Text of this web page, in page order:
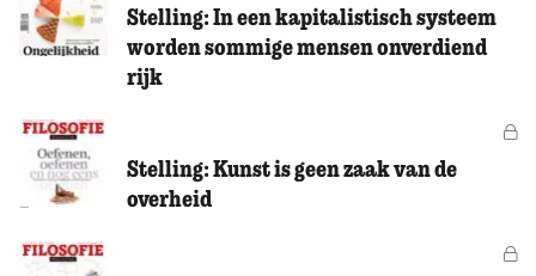
Stelling: In een kapitalistisch systeem
worden sommige mensen onverdiend
rijk
Stelling: Kunst is geen zaak van de
overheid